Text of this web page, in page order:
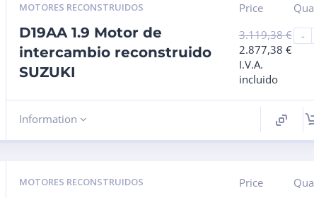
MOTORES RECONSTRUIDOS
D19AA 1.9 Motor de
intercambio reconstruido
SUZUKI
Price
3.119,38€
2.877,38 €
I.V.A.
incluido
-
Information
MOTORES RECONSTRUIDOS
Price